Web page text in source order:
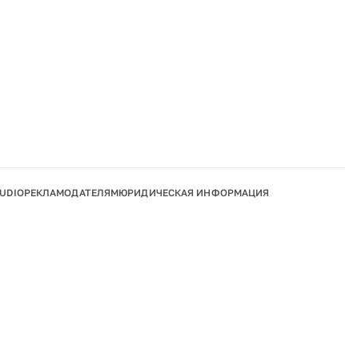
РЕКЛАМОДАТЕЛЯМЮРИДИЧЕСКАЯ ИНФОРМАЦИЯ